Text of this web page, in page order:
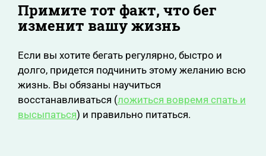
Примите тот факт, что бег
изменит вашу жизнь
Если вы хотите бегать регулярно, быстро и
долго, придется подчинить этому желанию всю
жизнь. Вы обязаны научиться
восстанавливаться (ложиться вовремя спать и
высыпаться) и правильно питаться.